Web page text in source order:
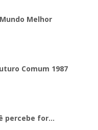
Melhor
Comum 1987
percebe for...